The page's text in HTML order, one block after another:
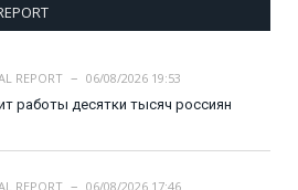
REPORT
06/08/2026 19:53
работы десятки тысяч россиян
REPORT
06/08/2026 17:46